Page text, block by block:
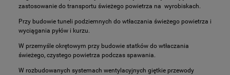
zastosowanie do transportu świeżego powietrza na wyrobiskach.
Przy budowie tuneli podziemnych do wtłaczania świeżego powietrza i
wyciągania pyłów i kurzu.
W przemyśle okrętowym przy budowie statków do wtłaczania
świeżego, czystego powietrza podczas spawania.
W rozbudowanych systemach wentylacyjnych giętkie przewody